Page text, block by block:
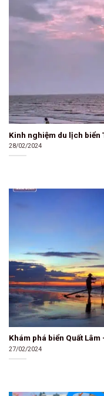
Kinh nghiệm du lịch biển
28/02/2024
Khám phá biển Quất
27/02/2024